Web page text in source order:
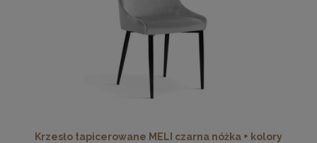
Krzesło tapicerowane MELI czarna nóżka + kolory